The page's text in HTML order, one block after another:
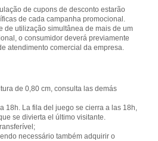
de cupons de desconto estarão
de cada campanha promocional.
de utilização simultânea de mais de um
o consumidor deverá previamente
atendimento comercial da empresa.
de 0,80 cm, consulta las demás
18h. La fila del juego se cierra a las 18h,
se divierta el último visitante.
necessário também adquirir o